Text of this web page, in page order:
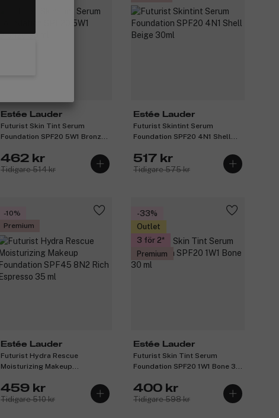
Estée Lauder
Futurist Skin Tint Serum
Foundation SPF20 5W1 Bronze
462 kr
Tidigare 514 kr
Estée Lauder
Futurist Skintint Serum
Foundation SPF20 4N1 Shell
517 kr
Tidigare 575 kr
-10%
Premium
Estée Lauder
Futurist Hydra Rescue
Moisturizing Makeup
Espresso 35 ml
459 kr
Tidigare 510 kr
-33%
Outlet
3 för 2
Premium
Estée Lauder
Futurist Skin Tint Serum
Foundation SPF20 1W1 Bone 30
400 kr
Tidigare 598 kr